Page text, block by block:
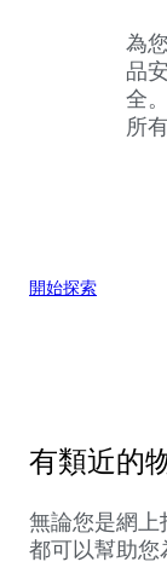
為
品
全
所
開始探索
有類近的
無論您是網上
都可以幫助您